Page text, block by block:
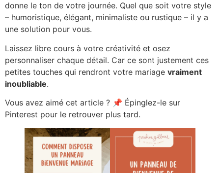
donne le ton de votre journée. Quel que soit votre style
– humoristique, élégant, minimaliste ou rustique – il y a
une solution pour vous.
Laissez libre cours à votre créativité et osez
personnaliser chaque détail. Car ce sont justement ces
petites touches qui rendront votre mariage vraiment
inoubliable.
Vous avez aimé cet article ? 📌 Épinglez-le sur
Pinterest pour le retrouver plus tard.